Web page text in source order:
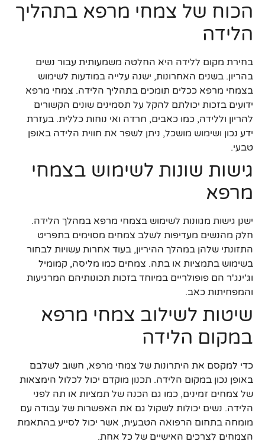
הכוח של צמחי מרפא בתהליך
הלידה
בחירת מקום ללידה היא החלטה משמעותית עבור נשים
בהריון. בשנים האחרונות, ישנה עלייה במודעות לשימוש
בצמחי מרפא ככלים תומכים בתהליך הלידה. צמחי מרפא
ידועים בזכות יכולתם להקל על תסמינים שונים הקשורים
להריון וללידה, כמו כאבים, חרדה ואי נוחות כללית. בעזרת
ידע נכון ושימוש מושכל, ניתן לשפר את חווית הלידה באופן
טבעי.
גישות שונות לשימוש בצמחי
מרפא
ישנן גישות מגוונות לשימוש בצמחי מרפא במהלך הלידה.
חלק מהנשים מעדיפות לשלב צמחים מסוימים בתפריט
התזונתי שלהן במהלך ההיריון, בעוד אחרות עשויות לבחור
בשימוש בתמציות או בתה. צמחים כמו מליסה, קמומיל
וג'ינג'ר הם פופולריים במיוחד בזכות תכונותיהם המרגיעות
והמפחיתות כאב.
שיטות לשילוב צמחי מרפא
במקום הלידה
כדי למקסם את היתרונות של צמחי מרפא, חשוב לשלבם
באופן נכון במקום הלידה. תכנון מוקדם יכול לכלול הימצאות
של צמחים זמינים, כמו גם הכנה של תמציות או תה לפני
הלידה. נשים יכולות לשקול גם את האפשרות של עבודה עם
מומחה בתחום הרפואה הטבעית, אשר יכול לסייע בהתאמת
הצמחים לצרכים האישיים של כל אחת.